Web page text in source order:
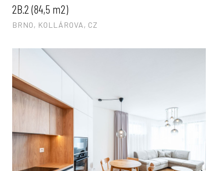
2B.2 (84,5 m2)
BRNO, KOLLÁROVA, CZ